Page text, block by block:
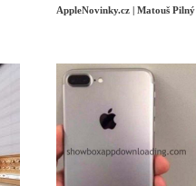
AppleNovinky.cz | Matouš Pilný